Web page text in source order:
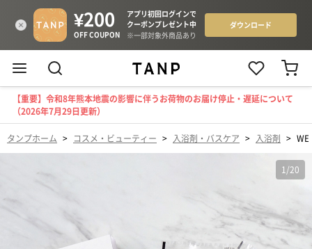
【重要】令和8年熊本地震の影響に伴うお荷物のお届け停止・遅延について
（2026年7月29日更新）
タンプホーム > コスメ・ビューティー > 入浴剤・バスケア > 入浴剤 >
1 /20